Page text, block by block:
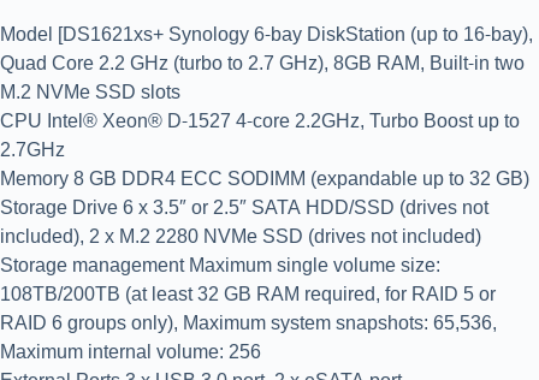
Model [DS1621xs+ Synology 6-bay DiskStation (up to 16-bay),
Quad Core 2.2 GHz (turbo to 2.7 GHz), 8GB RAM, Built-in two
M.2 NVMe SSD slots
CPU Intel® Xeon® D-1527 4-core 2.2GHz, Turbo Boost up to
2.7GHz
Memory 8 GB DDR4 ECC SODIMM (expandable up to 32 GB)
Storage Drive 6 x 3.5″ or 2.5″ SATA HDD/SSD (drives not
included), 2 x M.2 2280 NVMe SSD (drives not included)
Storage management Maximum single volume size:
108TB/200TB (at least 32 GB RAM required, for RAID 5 or
RAID 6 groups only), Maximum system snapshots: 65,536,
Maximum internal volume: 256